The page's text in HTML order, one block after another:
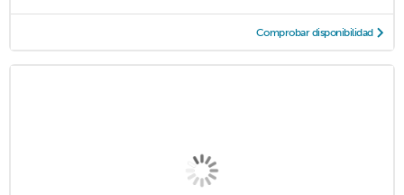
Comprobar disponibilidad